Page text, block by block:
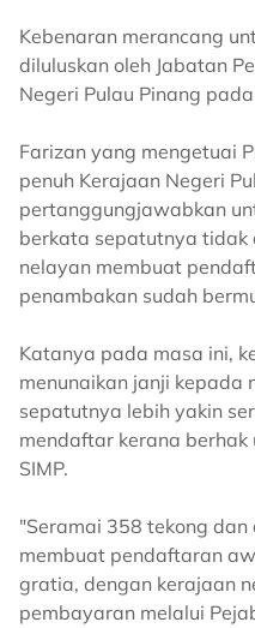
Kebenaran merancang
diluluskan oleh Jabatan
Negeri Pulau Pinang
Farizan yang mengetuai
penuh Kerajaan Negeri
pertanggungjawabkan
berkata sepatutnya tidak
nelayan membuat
penambakan sudah
Katanya pada masa ini,
menunaikan janji kepada
sepatutnya lebih yakin
mendaftar kerana
SIMP.
"Seramai 358 tekong
membuat pendaftaran
gratia, dengan kerajaan
pembayaran melalui